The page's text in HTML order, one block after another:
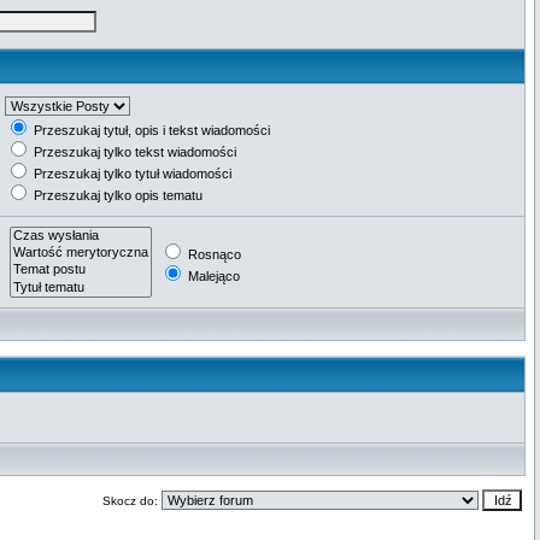
Przeszukaj tytuł, opis i tekst wiadomości
Przeszukaj tylko tekst wiadomości
Przeszukaj tylko tytuł wiadomości
Przeszukaj tylko opis tematu
Rosnąco
Malejąco
Skocz do: